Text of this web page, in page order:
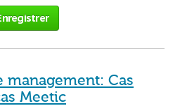
management: Cas
Meetic